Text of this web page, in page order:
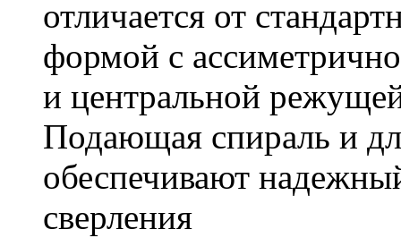
отличается от
формой с
и центральной
Подающая спираль и
обеспечивают
сверления